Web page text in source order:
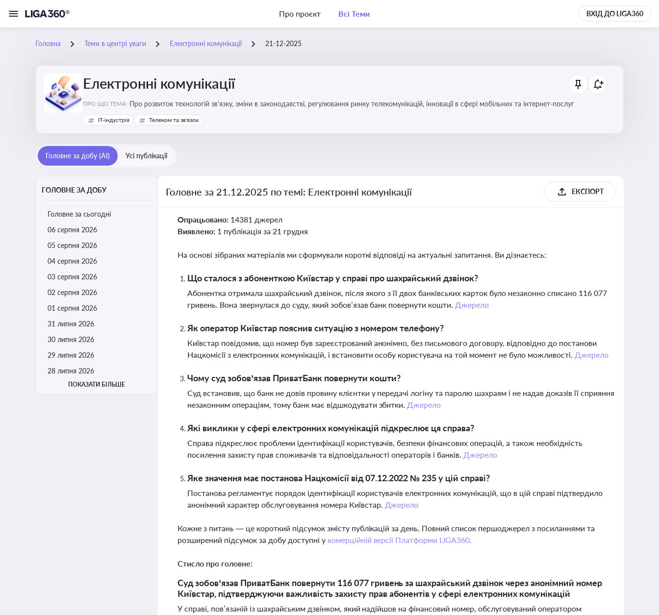
Про проєкт Всі Теми ВХІД ДО LIGA360
Головна Теми в центрі уваги Електронні комунікації 21-12-2025
Електронні комунікації
ПРО ЩО ТЕМА: Про розвиток технологій зв'язку, зміни в законодавстві, регулювання ринку телекомунікацій, інновації в сфері мобільних та інтернет-послуг
IT-індустрія Телеком та зв'язок
Головне за добу (AI) Усі публікації
ГОЛОВНЕ ЗА ДОБУ
Головне за сьогодні
06 серпня 2026
05 серпня 2026
04 серпня 2026
03 серпня 2026
02 серпня 2026
01 серпня 2026
31 липня 2026
30 липня 2026
29 липня 2026
28 липня 2026
ПОКАЗАТИ БІЛЬШЕ
Головне за 21.12.2025 по темі: Електронні комунікації ЕКСПОРТ
Опрацьовано: 14381 джерел
Виявлено: 1 публікація за 21 грудня
На основі зібраних матеріалів ми сформували короткі відповіді на актуальні запитання. Ви дізнаєтесь:
Що сталося з абоненткою Київстар у справі про шахрайський дзвінок?
Абонентка отримала шахрайський дзвінок, після якого з її двох банківських карток було незаконно списано 116 077
гривень. Вона звернулася до суду, який зобов’язав банк повернути кошти. Джерело
Як оператор Київстар пояснив ситуацію з номером телефону?
Київстар повідомив, що номер був зареєстрований анонімно, без письмового договору, відповідно до постанови
Нацкомісії з електронних комунікацій, і встановити особу користувача на той момент не було можливості. Джерело
Чому суд зобов’язав ПриватБанк повернути кошти?
Суд встановив, що банк не довів провину клієнтки у передачі логіну та паролю шахраям і не надав доказів її сприяння
незаконним операціям, тому банк має відшкодувати збитки. Джерело
Які виклики у сфері електронних комунікацій підкреслює ця справа?
Справа підкреслює проблеми ідентифікації користувачів, безпеки фінансових операцій, а також необхідність
посилення захисту прав споживачів та відповідальності операторів і банків. Джерело
Яке значення має постанова Нацкомісії від 07.12.2022 № 235 у цій справі?
Постанова регламентує порядок ідентифікації користувачів електронних комунікацій, що в цій справі підтвердило
анонімний характер обслуговування номера Київстар. Джерело
Кожне з питань — це короткий підсумок змісту публікацій за день. Повний список першоджерел з посиланнями та
розширений підсумок за добу доступні у комерційній версії Платформи LIGA360.
Стисло про головне:
Суд зобов’язав ПриватБанк повернути 116 077 гривень за шахрайський дзвінок через анонімний номер
Київстар, підтверджуючи важливість захисту прав абонентів у сфері електронних комунікацій
У справі, пов’язаній із шахрайським дзвінком, який надійшов на фінансовий номер, обслуговуваний оператором